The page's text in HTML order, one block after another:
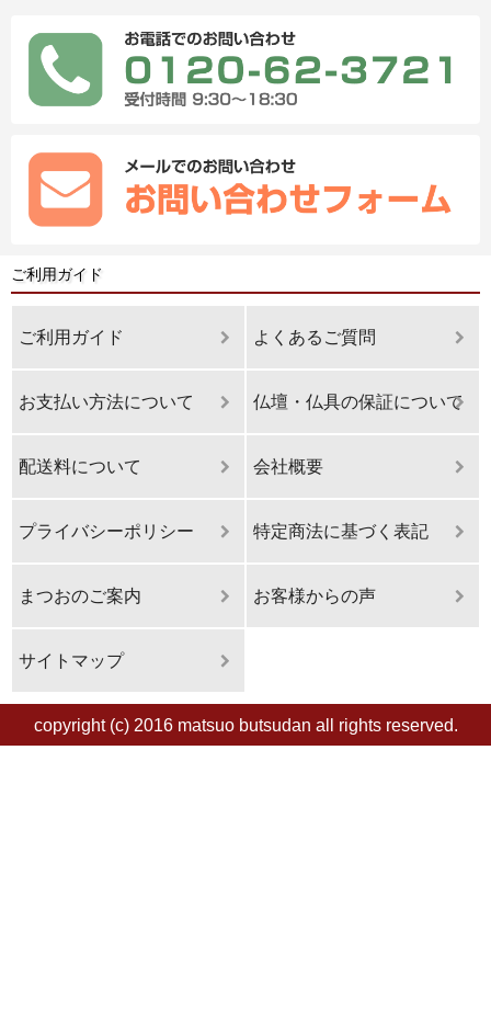
ご利用ガイド
ご利用ガイド よくあるご質問
お支払い方法について 仏壇・仏具の保証について
配送料について 会社概要
プライバシーポリシー 特定商法に基づく表記
まつおのご案内 お客様からの声
サイトマップ
copyright (c) 2016 matsuo butsudan all rights reserved.